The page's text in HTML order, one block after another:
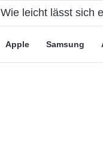
„Junge Leute“-
Apple Samsung